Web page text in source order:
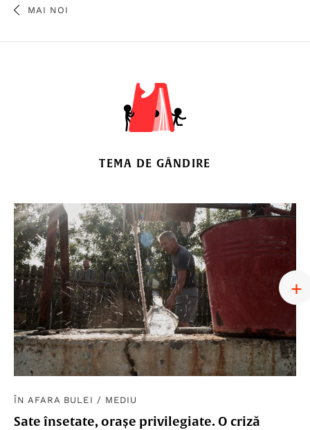
MAI NOI
TEMA DE GÂNDIRE
ÎN AFARA BULEI / MEDIU
Sate însetate, orașe privilegiate. O criză